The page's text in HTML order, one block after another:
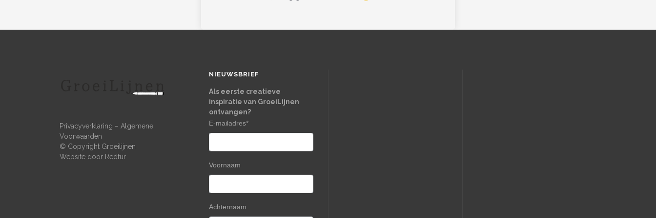
Privacyverklaring – Algemene
Voorwaarden
© Copyright Groeilijnen
Website door Redfur
NIEUWSBRIEF
Als eerste creatieve
inspiratie van GroeiLijnen
ontvangen?
E-mailadres*
Voornaam
Achternaam